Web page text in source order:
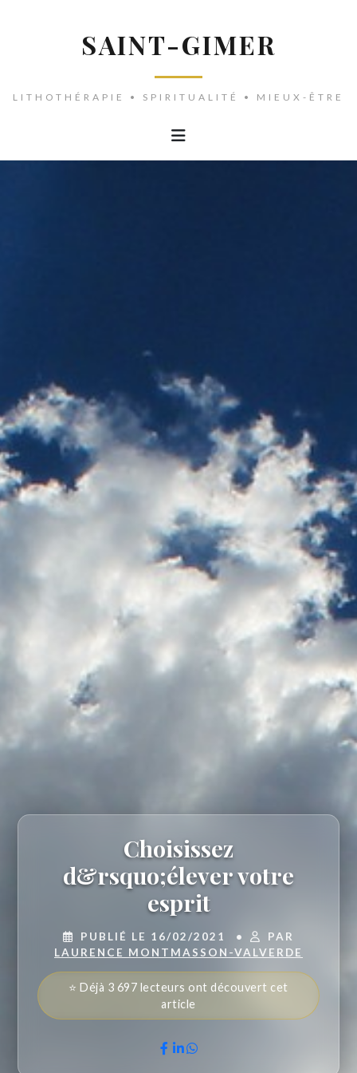
SAINT-GIMER
LITHOTHÉRAPIE • SPIRITUALITÉ • MIEUX-ÊTRE
Choisissez
d&rsquo;élever votre
esprit
PUBLIÉ LE 16/02/2021 •
PAR
LAURENCE MONTMASSON-VALVERDE
⭐ Déjà 3 697 lecteurs ont découvert cet
article